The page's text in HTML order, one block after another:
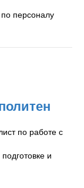
по персоналу
по работе с
и